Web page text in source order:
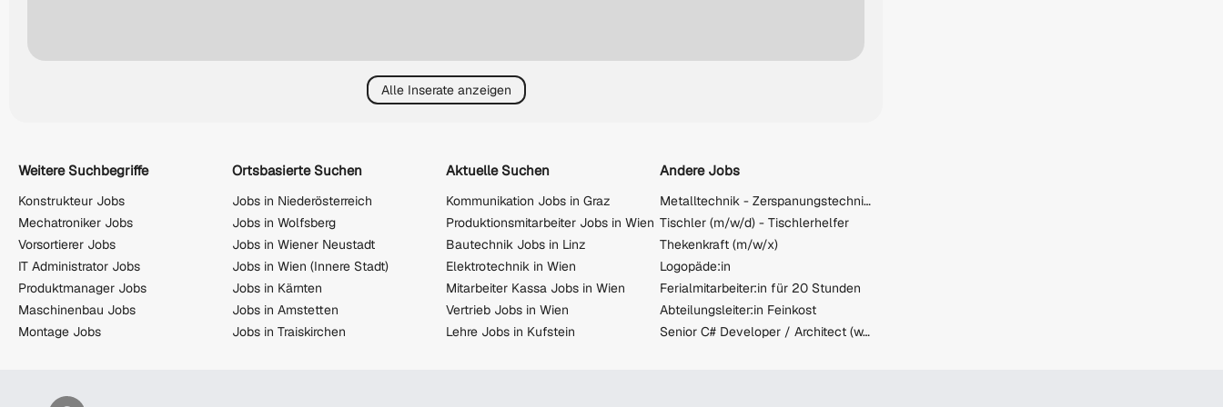
Alle Inserate anzeigen
Weitere Suchbegriffe
Konstrukteur Jobs
Mechatroniker Jobs
Vorsortierer Jobs
IT Administrator Jobs
Produktmanager Jobs
Maschinenbau Jobs
Montage Jobs
Ortsbasierte Suchen
Jobs in Niederösterreich
Jobs in Wolfsberg
Jobs in Wiener Neustadt
Jobs in Wien (Innere Stadt)
Jobs in Kärnten
Jobs in Amstetten
Jobs in Traiskirchen
Aktuelle Suchen
Kommunikation Jobs in Graz
Produktionsmitarbeiter Jobs in Wien
Bautechnik Jobs in Linz
Elektrotechnik in Wien
Mitarbeiter Kassa Jobs in Wien
Vertrieb Jobs in Wien
Lehre Jobs in Kufstein
Andere Jobs
Metalltechnik - Zerspanungstechnik (Modul) - Boehlerit GmbH & CO KG
Tischler (m/w/d) - Tischlerhelfer
Thekenkraft (m/w/x)
Logopäde:in
Ferialmitarbeiter:in für 20 Stunden
Abteilungsleiter:in Feinkost
Senior C# Developer / Architect (w/m/d)